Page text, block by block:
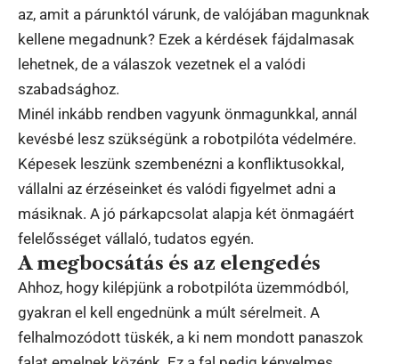
az, amit a párunktól várunk, de valójában magunknak
kellene megadnunk? Ezek a kérdések fájdalmasak
lehetnek, de a válaszok vezetnek el a valódi
szabadsághoz.
Minél inkább rendben vagyunk önmagunkkal, annál
kevésbé lesz szükségünk a robotpilóta védelmére.
Képesek leszünk szembenézni a konfliktusokkal,
vállalni az érzéseinket és valódi figyelmet adni a
másiknak. A jó párkapcsolat alapja két önmagáért
felelősséget vállaló, tudatos egyén.
A megbocsátás és az elengedés
Ahhoz, hogy kilépjünk a robotpilóta üzemmódból,
gyakran el kell engednünk a múlt sérelmeit. A
felhalmozódott tüskék, a ki nem mondott panaszok